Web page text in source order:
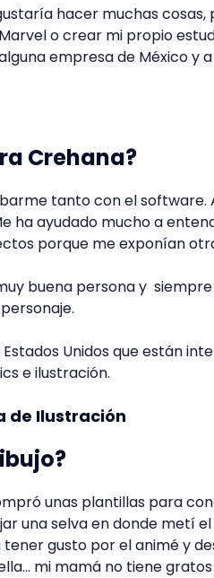
hacer muchas
o crear mi propio
empresa de México y
Crehana?
tanto con el
ha ayudado mucho a
porque me exponían
buena persona y
Unidos que están
e ilustración.
de Ilustración
unas plantillas para
una selva en donde metí
gusto por el animé y
mi mamá no tiene